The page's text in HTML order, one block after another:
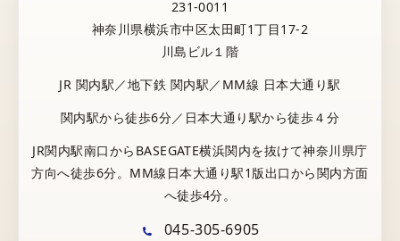
231-0011
神奈川県横浜市中区太田町1丁目17-2
川島ビル１階
JR 関内駅／地下鉄 関内駅／MM線 日本大通り駅
関内駅から徒歩6分／日本大通り駅から徒歩４分
JR関内駅南口からBASEGATE横浜関内を抜けて神奈川県庁
方向へ徒歩6分。MM線日本大通り駅1版出口から関内方面
へ徒歩4分。
045-305-6905